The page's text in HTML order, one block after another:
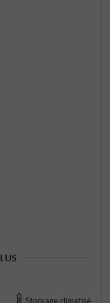
Stockage climatisé